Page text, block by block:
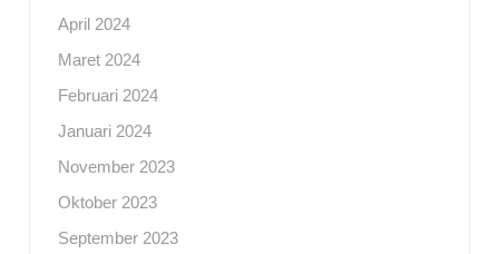
April 2024
Maret 2024
Februari 2024
Januari 2024
November 2023
Oktober 2023
September 2023